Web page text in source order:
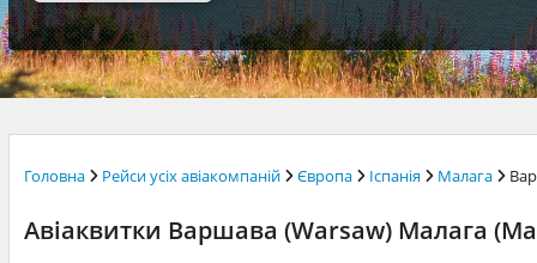
Головна Рейси усіх авіакомпаній Європа Іспанія Малага
Авіаквитки Варшава (Warsaw) Малага